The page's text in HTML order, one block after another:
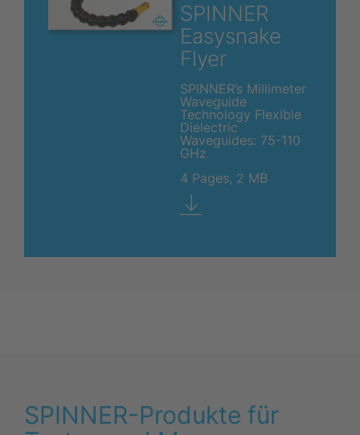
SPINNER
Easysnake
Flyer
SPINNER’s Millimeter
Waveguide
Technology Flexible
Dielectric
Waveguides: 75-110
GHz
4 Pages, 2 MB
SPINNER-Produkte für